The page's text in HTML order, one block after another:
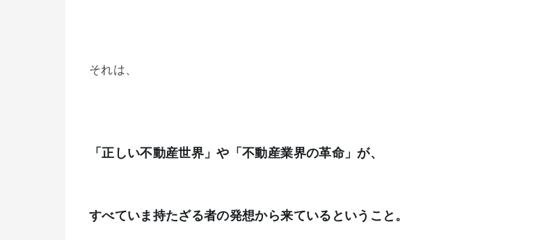
それは、
「正しい不動産世界」や「不動産業界の革命」が、
すべていま持たざる者の発想から来ているということ。